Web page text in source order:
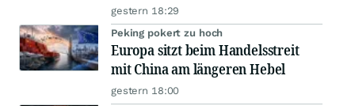
gestern 18:29
Peking pokert zu hoch
Europa sitzt beim Handelsstreit
mit China am längeren Hebel
gestern 18:00